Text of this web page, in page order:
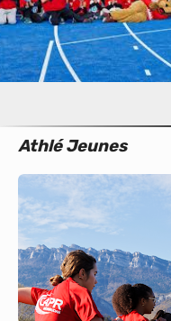
S’inscrire
Calendrier
Bénévoles
Nos
Athlé Jeunes